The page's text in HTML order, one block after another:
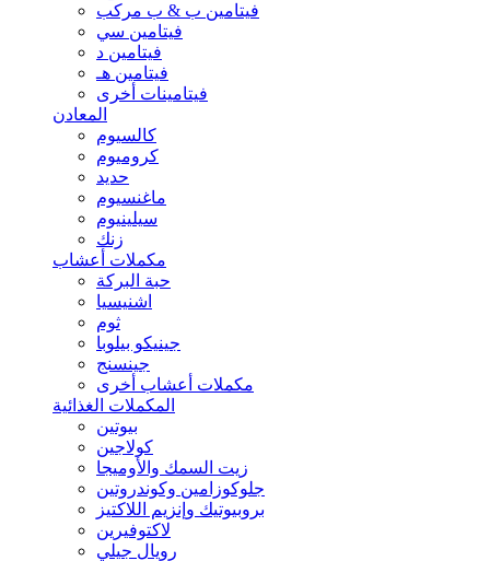
فيتامين ب & ب مركب
فيتامين سي
فيتامين د
فيتامين هـ
فيتامينات أخرى
المعادن
كالسيوم
كروميوم
حديد
ماغنسيوم
سيلينيوم
زنك
مكملات أعشاب
حبة البركة
اشنيسيا
ثوم
جينيكو بيلوبا
جينسنج
مكملات أعشاب أخرى
المكملات الغذائية
بيوتين
كولاجين
زيت السمك والأوميجا
جلوكوزامين وكوندروتين
بروبيوتيك وإنزيم اللاكتيز
لاكتوفيرين
رويال جيلي